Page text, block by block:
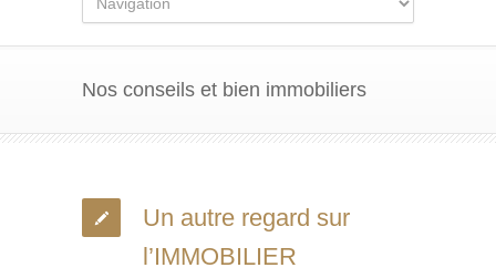
Nos conseils et bien immobiliers
Un autre regard sur
l’IMMOBILIER